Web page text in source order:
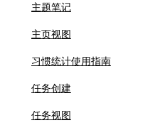
主题笔记
主页视图
习惯统计使用指南
任务创建
任务视图